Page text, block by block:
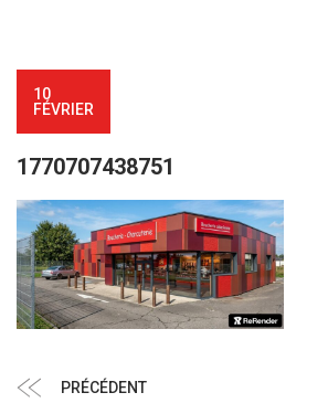
10
FÉVRIER
1770707438751
de
Article
PRÉCÉDENT